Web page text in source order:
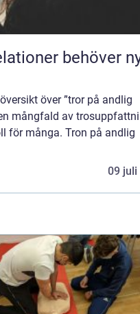
över ”tror på andlig
mångfald av
för många. Tron på andlig
09 juli